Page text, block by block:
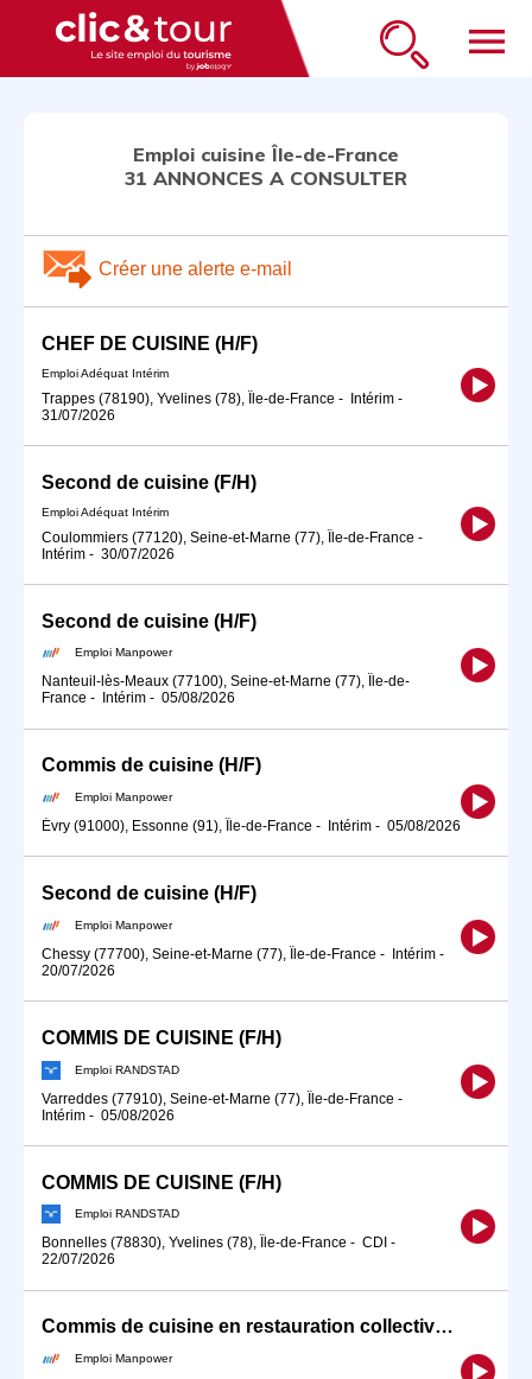
menu
Emploi cuisine Île-de-France
31 ANNONCES A CONSULTER
Créer une alerte e-mail
CHEF DE CUISINE (H/F)
Emploi Adéquat Intérim
Trappes (78190), Yvelines (78), Île-de-France - Intérim -
31/07/2026
Second de cuisine (F/H)
Emploi Adéquat Intérim
Coulommiers (77120), Seine-et-Marne (77), Île-de-France -
Intérim - 30/07/2026
Second de cuisine (H/F)
Emploi Manpower
Nanteuil-lès-Meaux (77100), Seine-et-Marne (77), Île-de-
France - Intérim - 05/08/2026
Commis de cuisine (H/F)
Emploi Manpower
Évry (91000), Essonne (91), Île-de-France - Intérim - 05/08/2026
Second de cuisine (H/F)
Emploi Manpower
Chessy (77700), Seine-et-Marne (77), Île-de-France - Intérim -
20/07/2026
COMMIS DE CUISINE (F/H)
Emploi RANDSTAD
Varreddes (77910), Seine-et-Marne (77), Île-de-France -
Intérim - 05/08/2026
COMMIS DE CUISINE (F/H)
Emploi RANDSTAD
Bonnelles (78830), Yvelines (78), Île-de-France - CDI -
22/07/2026
Commis de cuisine en restauration collective (H/F)
Emploi Manpower